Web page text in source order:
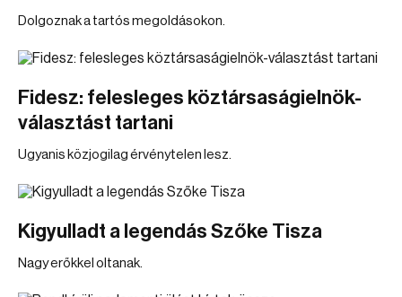
Dolgoznak a tartós megoldásokon.
Fidesz: felesleges köztársaságielnök-
választást tartani
Ugyanis közjogilag érvénytelen lesz.
Kigyulladt a legendás Szőke Tisza
Nagy erőkkel oltanak.